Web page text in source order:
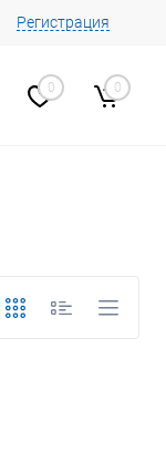
Регистрация
0 0